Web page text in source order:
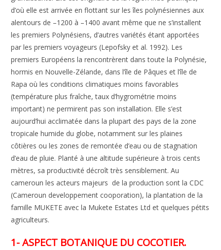
d’où elle est arrivée en flottant sur les îles polynésiennes aux
alentours de –1200 à –1400 avant même que ne s’installent
les premiers Polynésiens, d’autres variétés étant apportées
par les premiers voyageurs (Lepofsky et al. 1992). Les
premiers Européens la rencontrèrent dans toute la Polynésie,
hormis en Nouvelle-Zélande, dans l’île de Pâques et l’île de
Rapa où les conditions climatiques moins favorables
(température plus fraîche, taux d’hygrométrie moins
important) ne permirent pas son installation. Elle s’est
aujourd’hui acclimatée dans la plupart des pays de la zone
tropicale humide du globe, notamment sur les plaines
côtières ou les zones de remontée d’eau ou de stagnation
d’eau de pluie. Planté à une altitude supérieure à trois cents
mètres, sa productivité décroît très sensiblement. Au
cameroun les acteurs majeurs de la production sont la CDC
(Cameroun developpement cooporation), la plantation de la
famille MUKETE avec la Mukete Estates Ltd et quelques pétits
agriculteurs.
1- ASPECT BOTANIQUE DU COCOTIER.